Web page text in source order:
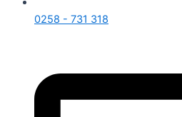
0258 - 731 318